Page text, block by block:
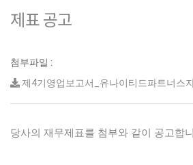
제표 공고
첨부파일 :
제4기영업보고서_유나이티드파트너스
당사의 재무제표를 첨부와 같이 공고합